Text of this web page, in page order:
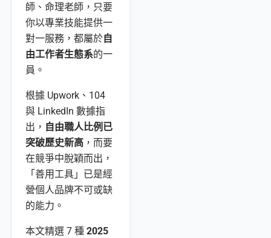
師、命理老師，只要
你以專業技能提供一
對一服務，都屬於自
由工作者生態系的一
員。
根據 Upwork、104
與 LinkedIn 數據指
出， 自由職人比例已
突破歷史新高，而要
在競爭中脫穎而出，
「善用工具」已是經
營個人品牌不可或缺
的能力。
本文精選 7 種 2025